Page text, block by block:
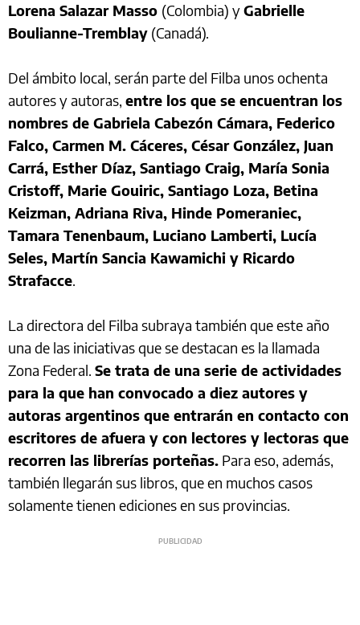
Lorena Salazar Masso (Colombia) yGabrielle
Boulianne-Tremblay (Canadá).
Del ámbito local, serán parte del Filba unos ochenta
autores y autoras, entre los que se encuentran los
nombres de Gabriela Cabezón Cámara, Federico
Falco, Carmen M. Cáceres, César González, Juan
Carrá, Esther Díaz, Santiago Craig, María Sonia
Cristoff, Marie Gouiric, Santiago Loza, Betina
Keizman, Adriana Riva, Hinde Pomeraniec,
Tamara Tenenbaum, Luciano Lamberti, Lucía
Seles, Martín Sancia Kawamichi y Ricardo
Strafacce.
La directora del Filba subraya también que este año
una de las iniciativas que se destacan es la llamada
Zona Federal. Se trata de una serie de actividades
para la que han convocado a diez autores y
autoras argentinos que entrarán en contacto con
escritores de afuera y con lectores y lectoras que
recorren las librerías porteñas. Para eso, además,
también llegarán sus libros, que en muchos casos
solamente tienen ediciones en sus provincias.